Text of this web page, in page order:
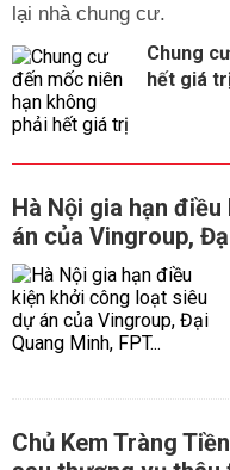
lại nhà chung cư.
Chung
hết giá
Hà Nội gia hạn
án của Vingroup,
Chủ Kem Tràng